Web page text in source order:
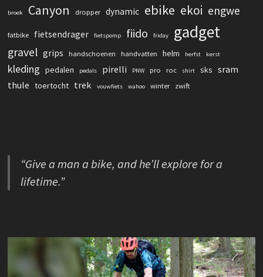
broek Canyon dropper dynamic ebike ekoi engwe
fatbike fietsendrager fietspomp fiido friday gadget
gravel grips handschoenen handvatten helm herfst kerst
kleding pedalen pedals pirelli PNW pro roc shirt sks sram
thule toertocht trek vouwfiets wahoo winter zwift
“Give a man a bike, and he’ll explore for a
lifetime.”